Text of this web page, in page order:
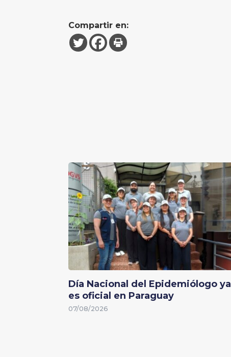
Compartir en:
Día Nacional del Epidemiólogo ya
es oficial en Paraguay
07/08/2026